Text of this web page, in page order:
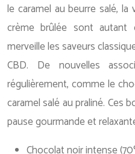
le caramel au beurre salé,
crème brûlée sont autant
merveille les saveurs
CBD. De nouvelles
régulièrement, comme le
caramel salé au praliné. Ces
pause gourmande et
Chocolat noir intense